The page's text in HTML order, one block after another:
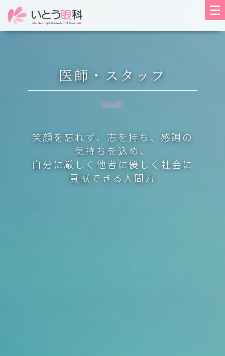
医師・スタッフ
Staff
笑顔を忘れず、志を持ち、感謝の
気持ちを込め、
自分に厳しく他者に優しく社会に
貢献できる人間力